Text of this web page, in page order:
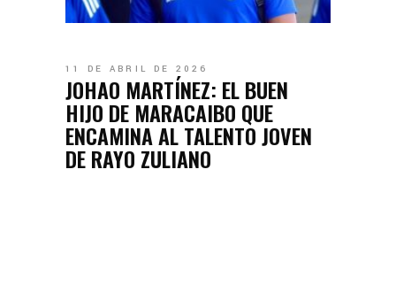
11 DE ABRIL DE 2026
JOHAO MARTÍNEZ: EL BUEN
HIJO DE MARACAIBO QUE
ENCAMINA AL TALENTO JOVEN
DE RAYO ZULIANO